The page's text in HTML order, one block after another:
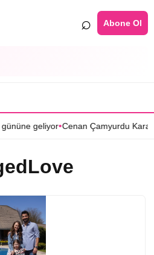
⌕ Abone Ol
geliyor•Cenan Çamyurdu